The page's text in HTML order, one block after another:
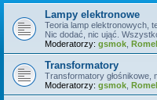
Lampy elektronowe
Teoria lamp elektronowych,
Nic dodać, nic ująć.
Moderatorzy: gsmok
Transformatory
Transformatory głośnikowe,
Moderatorzy: gsmok